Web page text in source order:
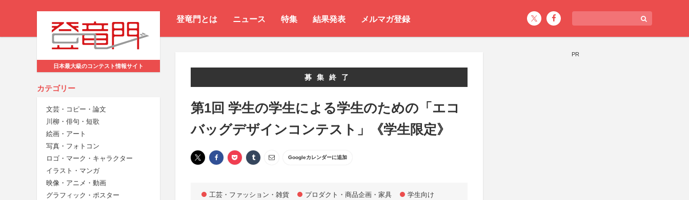
登竜門とは ニュース 特集 結果発表 メルマガ登録
日本最大級のコンテスト情報サイト
カテゴリー
文芸・コピー・論文
川柳・俳句・短歌
絵画・アート
写真・フォトコン
ロゴ・マーク・キャラクター
イラスト・マンガ
映像・アニメ・動画
グラフィック・ポスター
募集終了
第1回 学生の学生による学生のための「エコ
バッグデザインコンテスト」《学生限定》
Googleカレンダーに追加
工芸・ファッション・雑貨 プロダクト・商品企画・家具 学生向け
PR